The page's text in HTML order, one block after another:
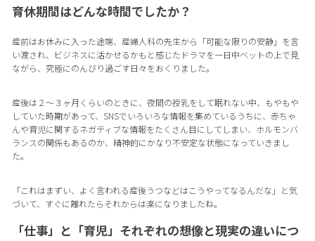
育休期間はどんな時間でしたか？
産前はお休みに入った途端、産婦人科の先生から「可能な限りの安静」を言
い渡され、ビジネスに活かせるかもと感じたドラマを一日中ベットの上で見
ながら、究極にのんびり過ごす日々をおくりました。
産後は２〜３ヶ月くらいのときに、夜間の授乳をして眠れない中、もやもや
していた時期があって、SNSでいろいろな情報を集めているうちに、赤ちゃ
んや育児に関するネガティブな情報をたくさん目にしてしまい、ホルモンバ
ランスの関係もあるのか、精神的にかなり不安定な状態になっていきまし
た。
「これはまずい、よく言われる産後うつなどはこうやってなるんだな」と気
づいて、すぐに離れたらそれからは楽になりましたね。
「仕事」と「育児」それぞれの想像と現実の違いにつ